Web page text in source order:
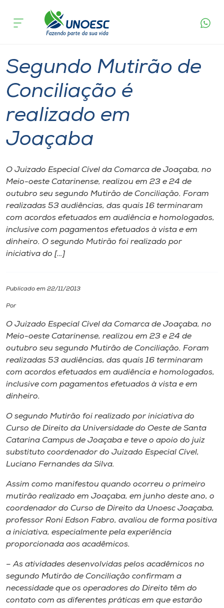
Cursos
Pesquisa
Atendimento ao Estudante
Portal de Ensino
A
Internacionalização
I.nova
Cultura
CPA
Biblioteca
Editora
Rádio
Museu
Unoesc
Store
Selecione
o idioma
acontece
Segundo Mutirão de
Conciliação é
realizado em
Joaçaba
O Juizado Especial Cível da Comarca de Joaçaba, no
Meio-oeste Catarinense, realizou em 23 e 24 de
outubro seu segundo Mutirão de Conciliação. Foram
realizadas 53 audiências, das quais 16 terminaram
com acordos efetuados em audiência e homologados,
inclusive com pagamentos efetuados à vista e em
dinheiro. O segundo Mutirão foi realizado por
iniciativa do […]
Publicado em 22/11/2013
Por
O Juizado Especial Cível da Comarca de Joaçaba, no
Meio-oeste Catarinense, realizou em 23 e 24 de
outubro seu segundo Mutirão de Conciliação. Foram
realizadas 53 audiências, das quais 16 terminaram
com acordos efetuados em audiência e homologados,
inclusive com pagamentos efetuados à vista e em
dinheiro.
O segundo Mutirão foi realizado por iniciativa do
Curso de Direito da Universidade do Oeste de Santa
Catarina Campus de Joaçaba e teve o apoio do juiz
substituto coordenador do Juizado Especial Cível,
Luciano Fernandes da Silva.
Assim como manifestou quando ocorreu o primeiro
mutirão realizado em Joaçaba, em junho deste ano, o
coordenador do Curso de Direito da Unoesc Joaçaba,
professor Roni Edson Fabro, avaliou de forma positiva
a iniciativa, especialmente pela experiência
proporcionada aos acadêmicos.
– As atividades desenvolvidas pelos acadêmicos no
segundo Mutirão de Conciliação confirmam a
necessidade que os operadores do Direito têm do
contato com as diferentes práticas em que estarão